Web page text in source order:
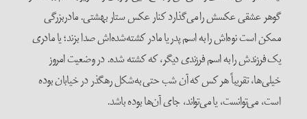
گوهر عشقی عکسش را می‌گذارد کنار عکس ستار بهشتی. مادربزرگی
ممکن است نوه‌اش را به اسم پدر یا مادر کشته‌شده‌اش صدا بزند؛ یا مادری
یک فرزندش را به اسم فرزندی دیگر، که کشته شده. در وضعیت امروز
خیلی‌ها، تقریباً هر کس که آن شب حتی به‌شکل رهگذر در خیابان بوده
است، می‌توانست، یا می‌تواند، جای آن‌ها بوده باشد.